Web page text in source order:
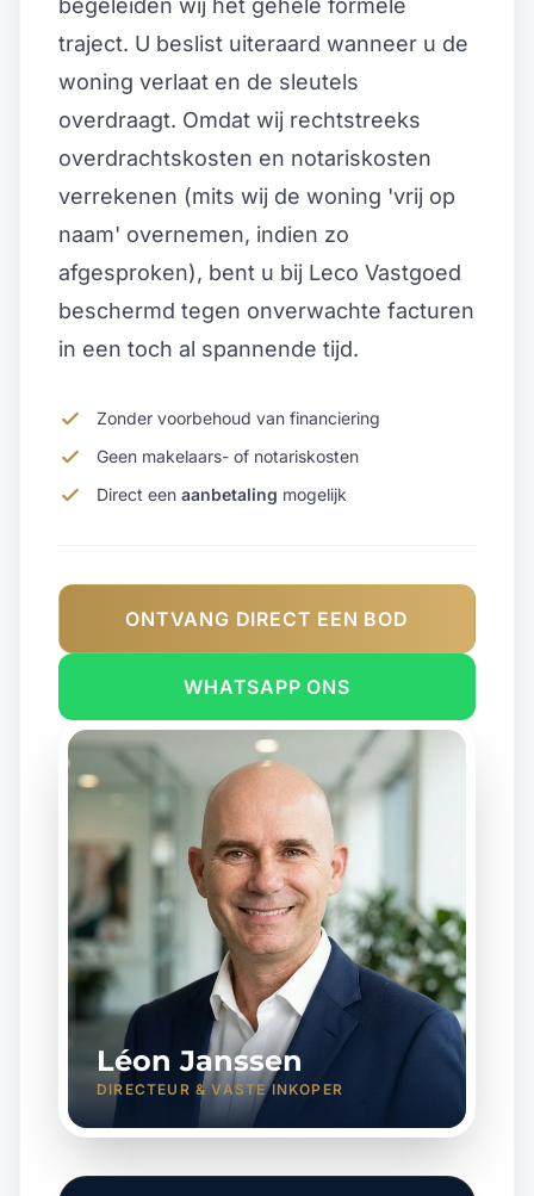
begeleiden wij het gehele formele
traject. U beslist uiteraard wanneer u de
woning verlaat en de sleutels
overdraagt. Omdat wij rechtstreeks
overdrachtskosten en notariskosten
verrekenen (mits wij de woning 'vrij op
naam' overnemen, indien zo
afgesproken), bent u bij Leco Vastgoed
beschermd tegen onverwachte facturen
in een toch al spannende tijd.
Zonder voorbehoud van financiering
Geen makelaars- of notariskosten
Direct een aanbetaling mogelijk
ONTVANG DIRECT EEN BOD
WHATSAPP ONS
Léon Janssen
DIRECTEUR & VASTE INKOPER